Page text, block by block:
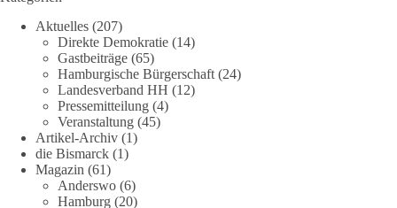
Aktuelles (207)
Direkte Demokratie (14)
Gastbeiträge (65)
Hamburgische Bürgerschaft (24)
Landesverband HH (12)
Pressemitteilung (4)
Veranstaltung (45)
Artikel-Archiv (1)
die Bismarck (1)
Magazin (61)
Anderswo (6)
Hamburg (20)